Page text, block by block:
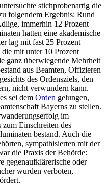
stichprobenartig die
folgendem Ergebnis: Rund
immerhin 12 Prozent
hatten eine akademische
lag mit fast 25 Prozent
mit unter 10 Prozent
ganz überwiegende Mehrheit
aus Beamten, Offizieren
des Ordensziels, den
nicht verwundern kann.
sei dem Orden gelungen,
Bayerns zu stellen.
im
Einschreiten des
bestand. Auch die
sympathisierten mit der
die Praxis der Behörde:
gegenaufklärerische oder
wurden verboten,